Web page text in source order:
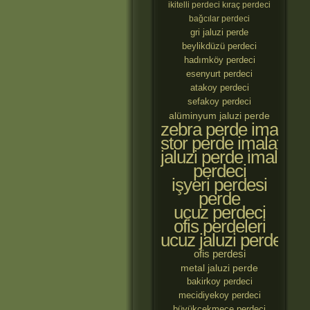
ikitelli perdeci kıraç perdeci
bağcılar perdeci
gri jaluzi perde
beylikdüzü perdeci
hadımköy perdeci
esenyurt perdeci
atakoy perdeci
sefakoy perdeci
alüminyum jaluzi perde
zebra perde
stor perde imalatçıları
jaluzi perde
perdeci
işyeri perdesi
perde
ucuz perdeci
ofis perdeleri
ucuz jaluzi perde
ofis perdesi
metal jaluzi perde
bakirkoy perdeci
mecidiyekoy perdeci